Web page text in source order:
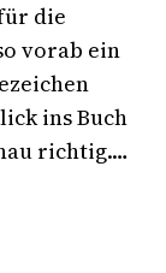
die
vorab ein
ins Buch
richtig.…